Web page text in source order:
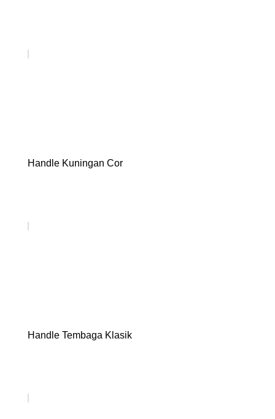
Handle Kuningan Cor
Handle Tembaga Klasik